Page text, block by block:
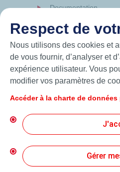
Documentation
Hutchinson.com
© 2026 Hutchinson
Respect de
Nous utilisons des cookies et
de vous fournir, d’analyser et
expérience utilisateur. Vous
modifier vos paramètres de
« J’accepte », vous acceptez
cookies. Dans le cas où vous
seuls les cookies techniques
d’informations, vous pouvez
de données personnelles et
Accéder à la charte de
Gérer